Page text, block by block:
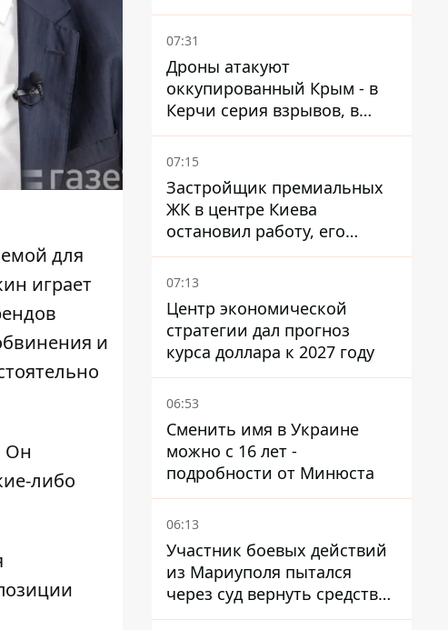
для
играет
и
Он
либо
07:31
Дроны атакуют
оккупированный Крым - в
Керчи серия взрывов, в
Феодосии пожар
07:15
Застройщик премиальных
ЖК в центре Киева
остановил работу, его
руководители сбежали из
Украины - Bihus.info
07:13
Центр экономической
стратегии дал прогноз
курса доллара к 2027 году
06:53
Сменить имя в Украине
можно с 16 лет -
подробности от Минюста
06:13
Участник боевых действий
из Мариуполя пытался
через суд вернуть средства
субсидии со счета в